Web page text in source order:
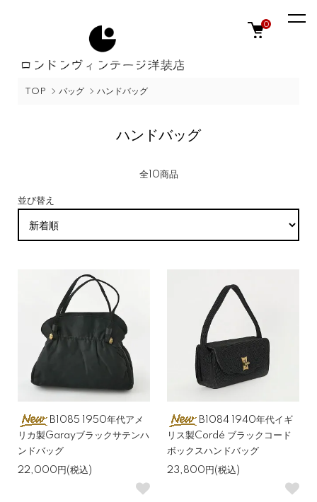
0
TOP バッグ ハンドバッグ
ハンドバッグ
全10商品
並び替え
B1085 1950年代アメ
リカ製Garayブラックサテンハ
ンドバッグ
22,000円(税込)
B1084 1940年代イギ
リス製Cordé ブラックコード
ボックスハンドバッグ
23,800円(税込)